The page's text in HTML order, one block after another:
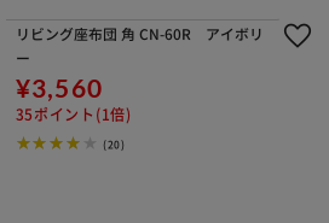
リビング座布団 角 CN-60R アイボリ
ー
¥3,560
35ポイント(1倍)
(20)